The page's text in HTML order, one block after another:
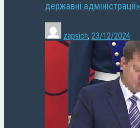
державні адміністрації»
zapsich, 23/12/2024